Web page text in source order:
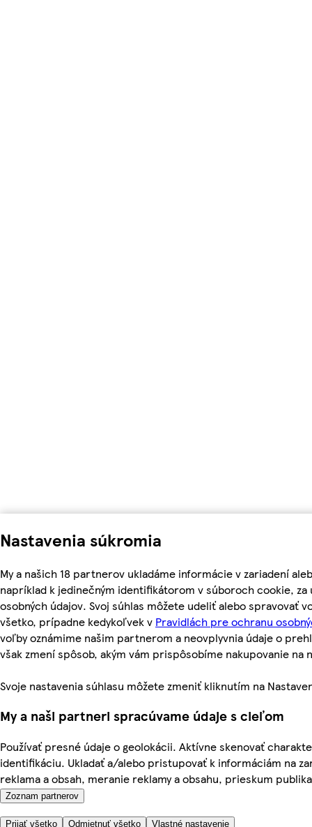
Nastavenia súkromia
My a našich 18 partnerov ukladáme informácie v zariadení
napríklad k jedinečným identifikátorom v súboroch cookie,
osobných údajov. Svoj súhlas môžete udeliť alebo spravovať
všetko, prípadne kedykoľvek v Pravidlách pre ochranu
voľby oznámime našim partnerom a neovplyvnia údaje o
však zmení spôsob, akým vám prispôsobíme nakupovanie na
Svoje nastavenia súhlasu môžete zmeniť kliknutím na
My a naši partneri spracúvame údaje s cieľom
Používať presné údaje o geolokácii. Aktívne skenovať
identifikáciu. Ukladať a/alebo pristupovať k informáciám na
reklama a obsah, meranie reklamy a obsahu, prieskum
Zoznam partnerov
Prijať všetko Odmietnuť všetko Vlastné nastavenie